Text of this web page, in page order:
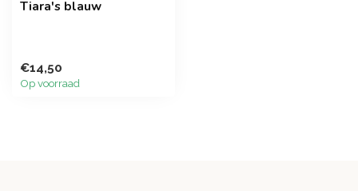
Tiara's blauw
€14,50
Op voorraad